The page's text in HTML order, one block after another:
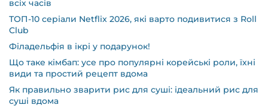
всіх часів
ТОП-10 серіали Netflix 2026, які варто подивитися з Roll
Club
Філадельфія в ікрі у подарунок!
Що таке кімбап: усе про популярні корейські роли, їхні
види та простий рецепт вдома
Як правильно зварити рис для суші: ідеальний рис для
суші вдома